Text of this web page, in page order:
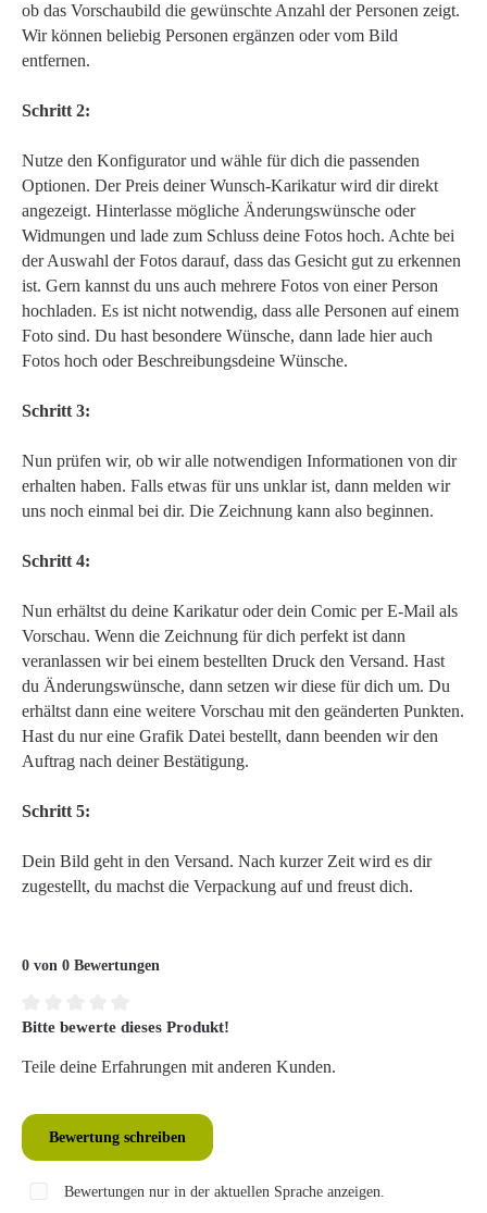
ob das Vorschaubild die gewünschte Anzahl der Personen zeigt.
Wir können beliebig Personen ergänzen oder vom Bild
entfernen.
Schritt 2:
Nutze den Konfigurator und wähle für dich die passenden
Optionen. Der Preis deiner Wunsch-Karikatur wird dir direkt
angezeigt. Hinterlasse mögliche Änderungswünsche oder
Widmungen und lade zum Schluss deine Fotos hoch. Achte bei
der Auswahl der Fotos darauf, dass das Gesicht gut zu erkennen
ist. Gern kannst du uns auch mehrere Fotos von einer Person
hochladen. Es ist nicht notwendig, dass alle Personen auf einem
Foto sind. Du hast besondere Wünsche, dann lade hier auch
Fotos hoch oder Beschreibungsdeine Wünsche.
Schritt 3:
Nun prüfen wir, ob wir alle notwendigen Informationen von dir
erhalten haben. Falls etwas für uns unklar ist, dann melden wir
uns noch einmal bei dir. Die Zeichnung kann also beginnen.
Schritt 4:
Nun erhältst du deine Karikatur oder dein Comic per E-Mail als
Vorschau. Wenn die Zeichnung für dich perfekt ist dann
veranlassen wir bei einem bestellten Druck den Versand. Hast
du Änderungswünsche, dann setzen wir diese für dich um. Du
erhältst dann eine weitere Vorschau mit den geänderten Punkten.
Hast du nur eine Grafik Datei bestellt, dann beenden wir den
Auftrag nach deiner Bestätigung.
Schritt 5:
Dein Bild geht in den Versand. Nach kurzer Zeit wird es dir
zugestellt, du machst die Verpackung auf und freust dich.
0 von 0 Bewertungen
Durchschnittliche Bewertung von 0 von 5 Sternen
Bitte bewerte dieses Produkt!
Teile deine Erfahrungen mit anderen Kunden.
Bewertung schreiben
Bewertungen nur in der aktuellen Sprache anzeigen.